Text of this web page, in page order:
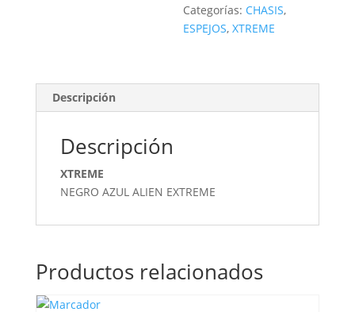
Categorías: CHASIS,
ESPEJOS,XTREME
Descripción
Descripción
XTREME
NEGRO AZUL ALIEN EXTREME
Productos relacionados